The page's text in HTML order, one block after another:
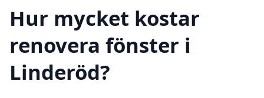
Hur mycket kostar
renovera fönster i
Linderöd?